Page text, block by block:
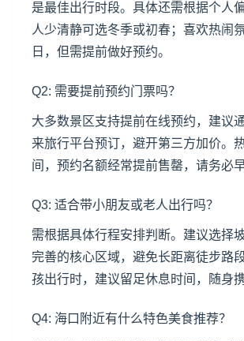
是最佳出行时段。具体还需根据个人
人少清静可选冬季或初春；喜欢热闹
日，但需提前做好预约。
Q2: 需要提前预约门票吗？
大多数景区支持提前在线预约，建议
来旅行平台预订，避开第三方加价。
间，预约名额经常提前售罄，请务必
Q3: 适合带小朋友或老人出行吗？
需根据具体行程安排判断。建议选择
完善的核心区域，避免长距离徒步路
孩出行时，建议留足休息时间，随身
Q4: 海口附近有什么特色美食推荐？